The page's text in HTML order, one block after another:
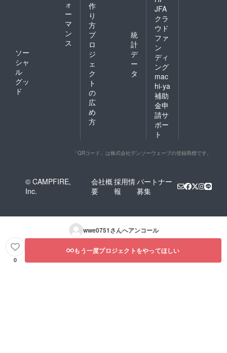
ォ
ー
マ
ン
ス
ソー
シャ
ル
グッ
ド
作
り
方
プ
ロ
ジ
ェ
ク
ト
の
広
め
方
統
計
デ
ー
タ
JFA
クラ
ウド
ファ
ン
ディ
ング
mac
hi-ya
補助
金申
請サ
ポー
ト
「QRコード」は株式会社デンソーウェーブの登録商標です。
© CAMPFIRE,
Inc.
会社概
要
採用情
報
パートナー
募集
wwe0751さんへアンコール
0
もう一度プロジェクトをやってほしい